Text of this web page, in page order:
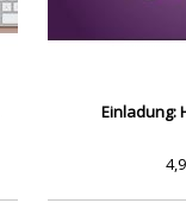
Einladung: